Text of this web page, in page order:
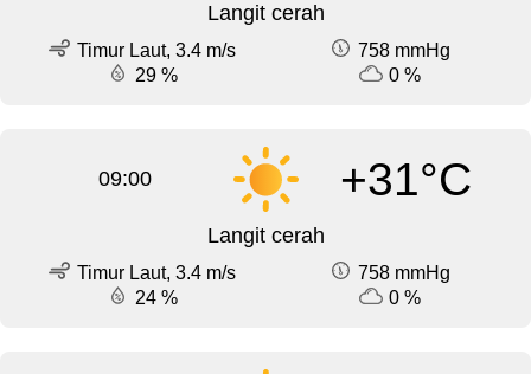
Langit cerah
Timur Laut, 3.4 m/s
758 mmHg
29 %
0 %
09:00 +31°C
Langit cerah
Timur Laut, 3.4 m/s
758 mmHg
24 %
0 %